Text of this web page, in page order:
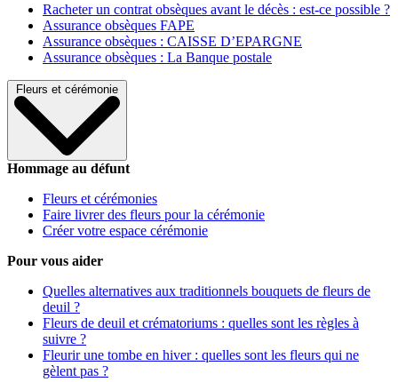
Racheter un contrat obsèques avant le décès : est-ce possible ?
Assurance obsèques FAPE
Assurance obsèques : CAISSE D’EPARGNE
Assurance obsèques : La Banque postale
Fleurs et cérémonie
Hommage au défunt
Fleurs et cérémonies
Faire livrer des fleurs pour la cérémonie
Créer votre espace cérémonie
Pour vous aider
Quelles alternatives aux traditionnels bouquets de fleurs de
deuil ?
Fleurs de deuil et crématoriums : quelles sont les règles à
suivre ?
Fleurir une tombe en hiver : quelles sont les fleurs qui ne
gèlent pas ?